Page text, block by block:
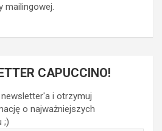
mailingowej.
CAPUCCINO!
i otrzymuj
o najważniejszych
;)